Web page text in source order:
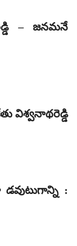
– జనమనే
విశ్వనాథరెడ్డి
: